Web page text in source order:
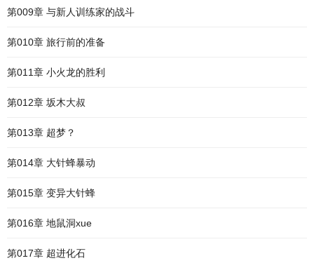
第009章 与新人训练家的战斗
第010章 旅行前的准备
第011章 小火龙的胜利
第012章 坂木大叔
第013章 超梦？
第014章 大针蜂暴动
第015章 变异大针蜂
第016章 地鼠洞xue
第017章 超进化石